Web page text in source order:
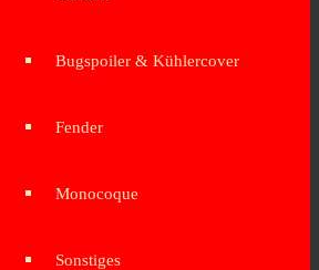
Bugspoiler & Kühlercover
Fender
Monocoque
Sonstiges